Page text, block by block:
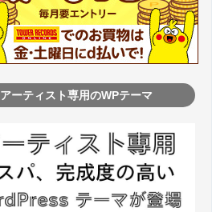
アーティスト専用のWPテーマ